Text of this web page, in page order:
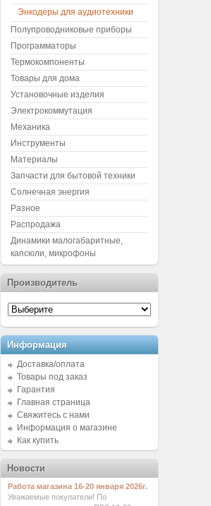
Энкодеры для аудиотехники
Полупроводниковые приборы
Программаторы
Термокомпоненты
Товары для дома
Установочные изделия
Электрокоммутация
Механика
Инструменты
Материалы
Запчасти для бытовой техники
Солнечная энергия
Разное
Распродажа
Динамики малогабаритные,
капсюли, микрофоны
Производитель
Информация
Доставка/оплата
Товары под заказ
Гарантия
Главная страница
Свяжитесь с нами
Информация о магазине
Как купить
Новости
Работа магазина 16-20 января 2026г.
Уважаемые покупатели! По